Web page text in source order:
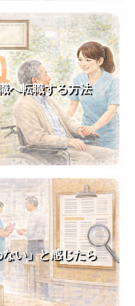
へ転職する方法
い」と感じたら